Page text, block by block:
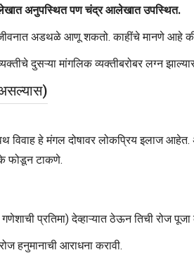
अनुपस्थित पण चंद्र आलेखात उपस्थित.
जीवनात अडथळे आणू शकतो. काहींचे मानणे आहे
दुसऱ्या मांगलिक व्यक्तीबरोबर लग्न
विवाह हे मंगल दोषावर लोकप्रिय इलाज
फोडून टाकणे.
प्रतिमा) देव्हाऱ्यात ठेऊन तिची रोज पूजा
हनुमानाची आराधना करावी.